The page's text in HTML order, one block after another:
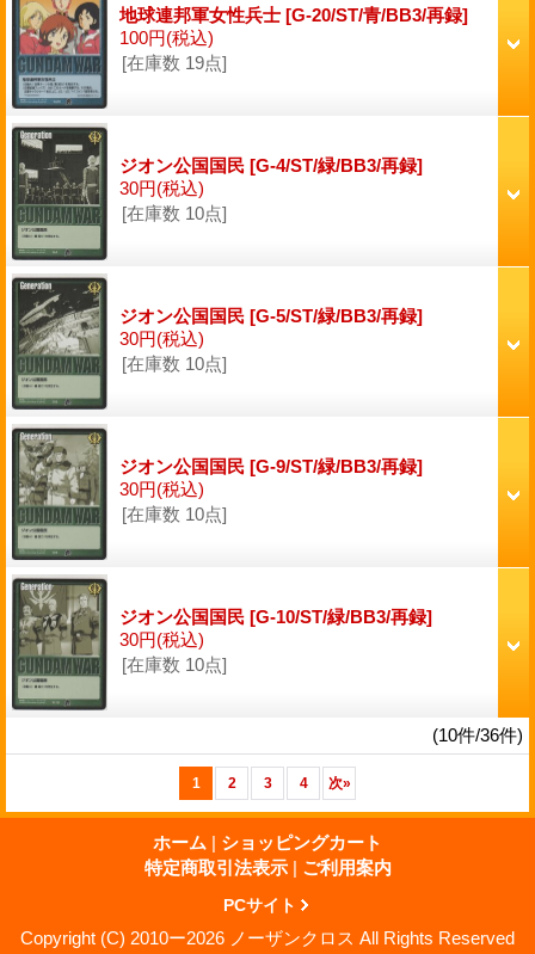
地球連邦軍女性兵士 [G-20/ST/青/BB3/再録]
100円(税込)
[在庫数 19点]
ジオン公国国民 [G-4/ST/緑/BB3/再録]
30円(税込)
[在庫数 10点]
ジオン公国国民 [G-5/ST/緑/BB3/再録]
30円(税込)
[在庫数 10点]
ジオン公国国民 [G-9/ST/緑/BB3/再録]
30円(税込)
[在庫数 10点]
ジオン公国国民 [G-10/ST/緑/BB3/再録]
30円(税込)
[在庫数 10点]
(10件/36件)
1 2 3 4 次»
ホーム | ショッピングカート
特定商取引法表示 | ご利用案内
PCサイト
Copyright (C) 2010ー2026 ノーザンクロス All Rights Reserved